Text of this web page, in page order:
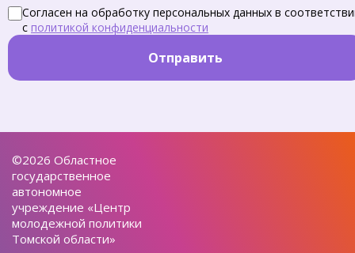
Согласен на обработку персональных данных в
с политикой конфиденциальности
Отправить
©2026 Областное
государственное
автономное
учреждение «Центр
молодежной политики
Томской области»